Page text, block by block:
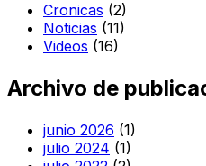
Cronicas (2)
Noticias (11)
Videos (16)
Archivo de
junio 2026 (1)
julio 2024 (1)